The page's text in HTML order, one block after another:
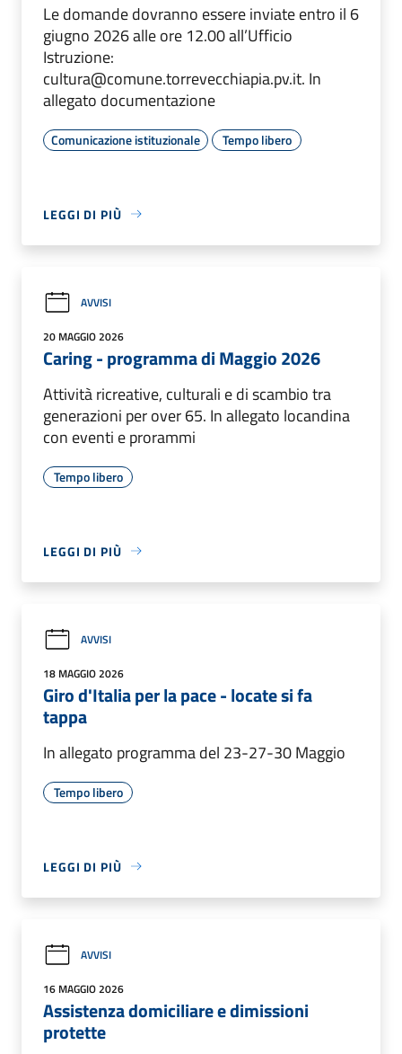
Le domande dovranno essere inviate entro il 6
giugno 2026 alle ore 12.00 all’Ufficio
Istruzione:
cultura@comune.torrevecchiapia.pv.it. In
allegato documentazione
Comunicazione istituzionale Tempo libero
LEGGI DI PIÙ
AVVISI
20 MAGGIO 2026
Caring - programma di Maggio 2026
Attività ricreative, culturali e di scambio tra
generazioni per over 65. In allegato locandina
con eventi e prorammi
Tempo libero
LEGGI DI PIÙ
AVVISI
18 MAGGIO 2026
Giro d'Italia per la pace - locate si fa
tappa
In allegato programma del 23-27-30 Maggio
Tempo libero
LEGGI DI PIÙ
AVVISI
16 MAGGIO 2026
Assistenza domiciliare e dimissioni
protette